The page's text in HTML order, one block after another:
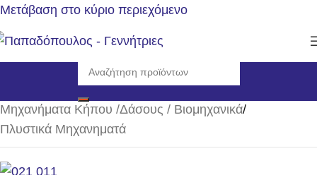
Μετάβαση στο κύριο περιεχόμενο
Αρχική σελίδα/
Μηχανήματα Κήπου /Δάσους / Βιομηχανικά/
Πλυστικά Μηχανηματά